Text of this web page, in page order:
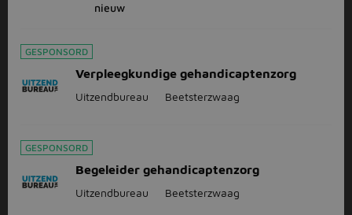
nieuw
GESPONSORD
Verpleegkundige gehandicaptenzorg
Uitzendbureau Beetsterzwaag
GESPONSORD
Begeleider gehandicaptenzorg
Uitzendbureau Beetsterzwaag